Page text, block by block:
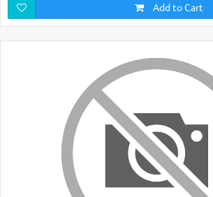
Add to Cart